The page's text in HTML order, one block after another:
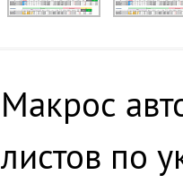
Макрос
листов по